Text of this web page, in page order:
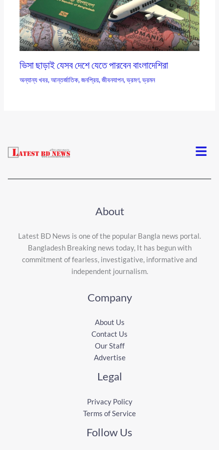
ভিসা ছাড়াই যেসব দেশে যেতে পারবেন বাংলাদেশিরা
অন্যান্য খবর,আন্তর্জাতিক,জনপ্রিয়,জীবনযাপন,ভ্রমণ,ভ্রমন
Menu
About
Latest BD News is one of the popular Bangla news portal.
Bangladesh Breaking news today, It has begun with
commitment of fearless, investigative, informative and
independent journalism.
Company
About Us
Contact Us
Our Staff
Advertise
Legal
Privacy Policy
Terms of Service
Follow Us